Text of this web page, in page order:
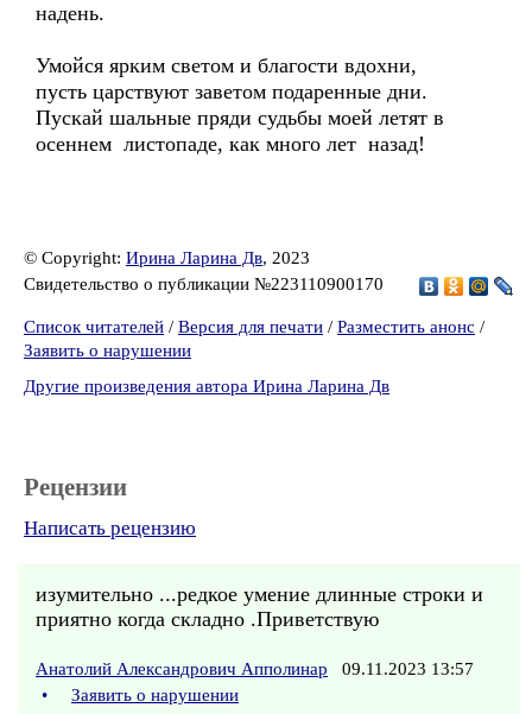
надень.
Умойся ярким светом и благости вдохни,
пусть царствуют заветом подаренные дни.
Пускай шальные пряди судьбы моей летят в
осеннем листопаде, как много лет назад!
© Copyright: Ирина Ларина Дв, 2023
Свидетельство о публикации №223110900170
Список читателей / Версия для печати / Разместить анонс /
Заявить о нарушении
Другие произведения автора Ирина Ларина Дв
Рецензии
Написать рецензию
изумительно ...редкое умение длинные строки и
приятно когда складно .Приветствую
Анатолий Александрович Апполинар 09.11.2023 13:57
•
Заявить о нарушении